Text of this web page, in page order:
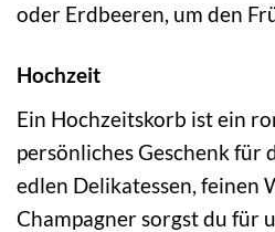
oder Erdbeeren, um den
Hochzeit
Ein Hochzeitskorb ist ein
persönliches Geschenk für
edlen Delikatessen, feinen
Champagner sorgst du für